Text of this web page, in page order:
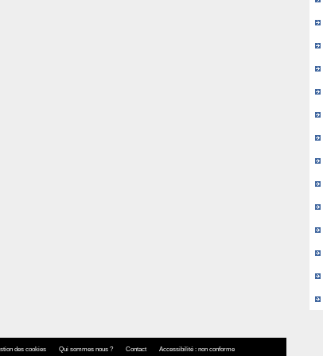
des cookies Qui sommes nous ? Contact Accessibilité : non conforme